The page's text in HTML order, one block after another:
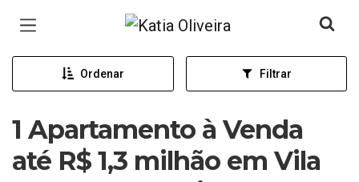
Página inicial
Ordenar Filtrar
1 Apartamento à Venda
até R$ 1,3 milhão em Vila